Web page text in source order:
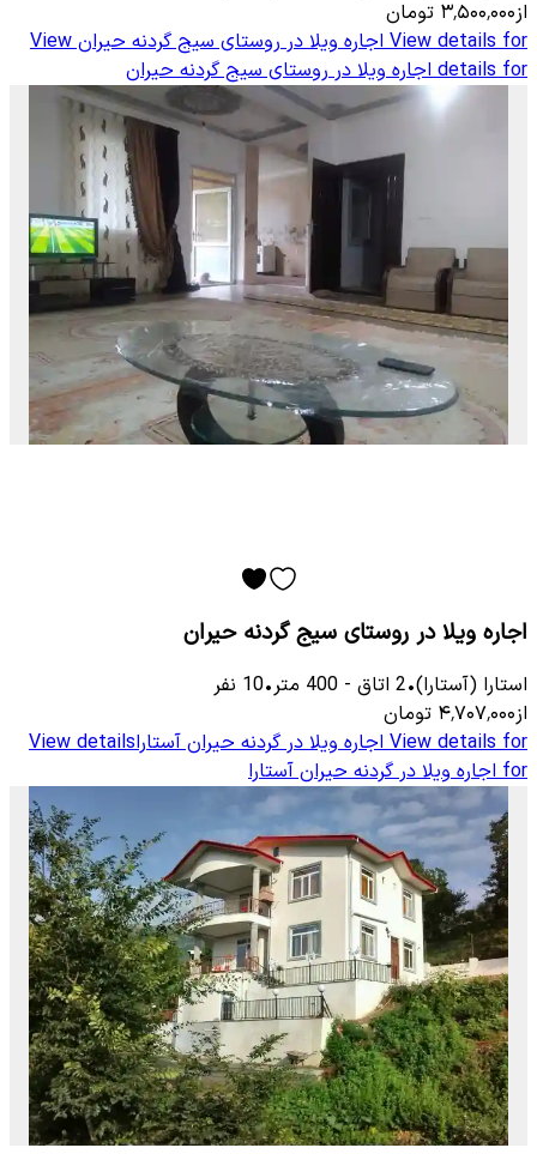
از۳٬۵۰۰٬۰۰۰ تومان
View details for اجاره ویلا در روستای سیج گردنه حیرانView
details for اجاره ویلا در روستای سیج گردنه حیران
اجاره ویلا در روستای سیج گردنه حیران
استارا (آستارا)•
2 اتاق -
400 متر•
10 نفر
از۴٬۷۰۷٬۰۰۰ تومان
View details for اجاره ویلا در گردنه حیران آستاراView details
for اجاره ویلا در گردنه حیران آستارا